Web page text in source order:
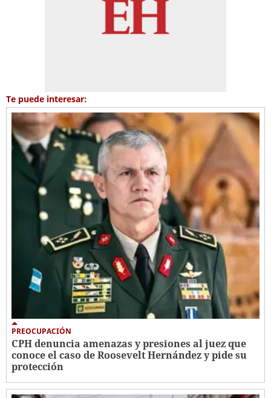
Te puede interesar:
PREOCUPACIÓN
CPH denuncia amenazas y presiones al juez que
conoce el caso de Roosevelt Hernández y pide su
protección